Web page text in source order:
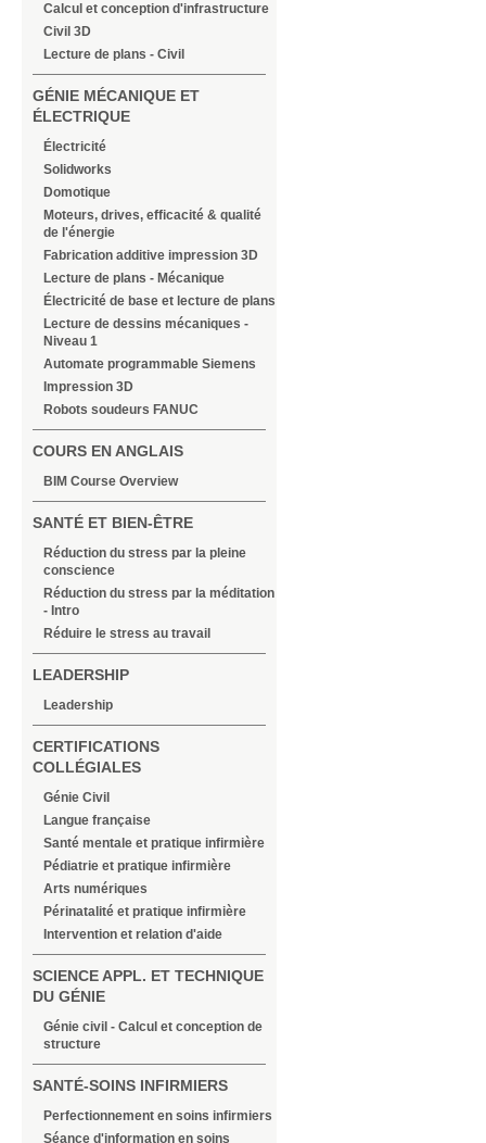
Calcul et conception d'infrastructure
Civil 3D
Lecture de plans - Civil
GÉNIE MÉCANIQUE ET
ÉLECTRIQUE
Électricité
Solidworks
Domotique
Moteurs, drives, efficacité & qualité
de l'énergie
Fabrication additive impression 3D
Lecture de plans - Mécanique
Électricité de base et lecture de plans
Lecture de dessins mécaniques -
Niveau 1
Automate programmable Siemens
Impression 3D
Robots soudeurs FANUC
COURS EN ANGLAIS
BIM Course Overview
SANTÉ ET BIEN-ÊTRE
Réduction du stress par la pleine
conscience
Réduction du stress par la méditation
- Intro
Réduire le stress au travail
LEADERSHIP
Leadership
CERTIFICATIONS
COLLÉGIALES
Génie Civil
Langue française
Santé mentale et pratique infirmière
Pédiatrie et pratique infirmière
Arts numériques
Périnatalité et pratique infirmière
Intervention et relation d'aide
SCIENCE APPL. ET TECHNIQUE
DU GÉNIE
Génie civil - Calcul et conception de
structure
SANTÉ-SOINS INFIRMIERS
Perfectionnement en soins infirmiers
Séance d'information en soins